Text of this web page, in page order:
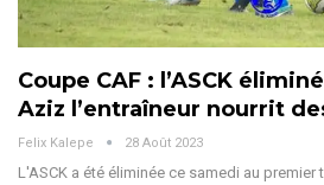
Coupe CAF : l’ASCK
Aziz l’entraîneur nourrit
Felix Kalepe 28 Août 2023
L'ASCK a été éliminée ce samedi au premier